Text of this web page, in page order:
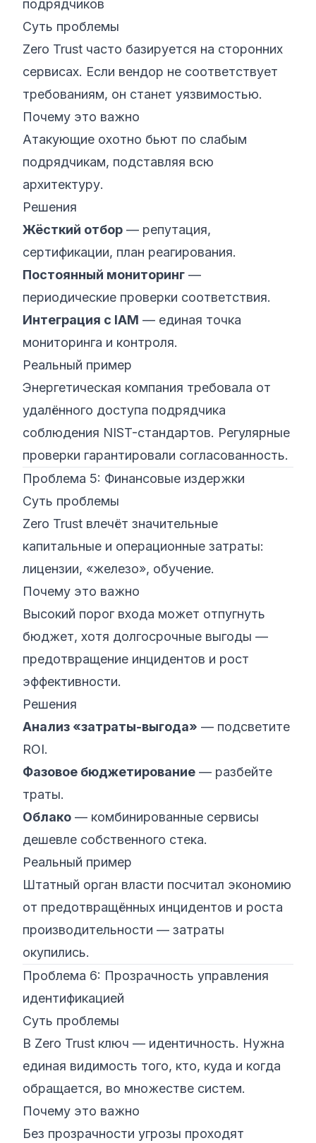
подрядчиков
Суть проблемы
Zero Trust часто базируется на сторонних
сервисах. Если вендор не соответствует
требованиям, он станет уязвимостью.
Почему это важно
Атакующие охотно бьют по слабым
подрядчикам, подставляя всю
архитектуру.
Решения
Жёсткий отбор — репутация,
сертификации, план реагирования.
Постоянный мониторинг —
периодические проверки соответствия.
Интеграция с IAM — единая точка
мониторинга и контроля.
Реальный пример
Энергетическая компания требовала от
удалённого доступа подрядчика
соблюдения NIST-стандартов. Регулярные
проверки гарантировали согласованность.
Проблема 5: Финансовые издержки
Суть проблемы
Zero Trust влечёт значительные
капитальные и операционные затраты:
лицензии, «железо», обучение.
Почему это важно
Высокий порог входа может отпугнуть
бюджет, хотя долгосрочные выгоды —
предотвращение инцидентов и рост
эффективности.
Решения
Анализ «затраты-выгода» — подсветите
ROI.
Фазовое бюджетирование — разбейте
траты.
Облако — комбинированные сервисы
дешевле собственного стека.
Реальный пример
Штатный орган власти посчитал экономию
от предотвращённых инцидентов и роста
производительности — затраты
окупились.
Проблема 6: Прозрачность управления
идентификацией
Суть проблемы
В Zero Trust ключ — идентичность. Нужна
единая видимость того, кто, куда и когда
обращается, во множестве систем.
Почему это важно
Без прозрачности угрозы проходят